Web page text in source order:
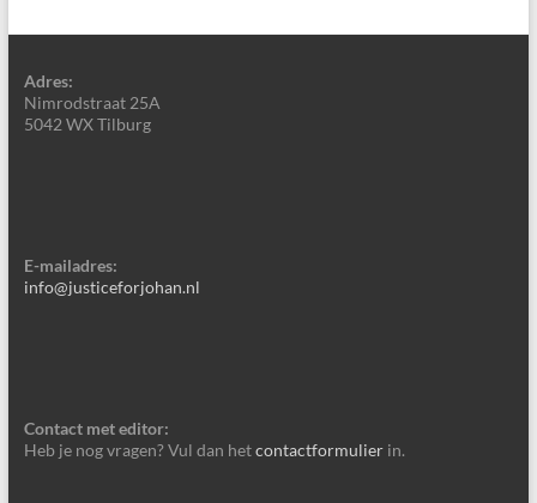
Adres:
Nimrodstraat 25A
5042 WX Tilburg
E-mailadres:
info@justiceforjohan.nl
Contact met editor:
Heb je nog vragen? Vul dan hetcontactformulierin.